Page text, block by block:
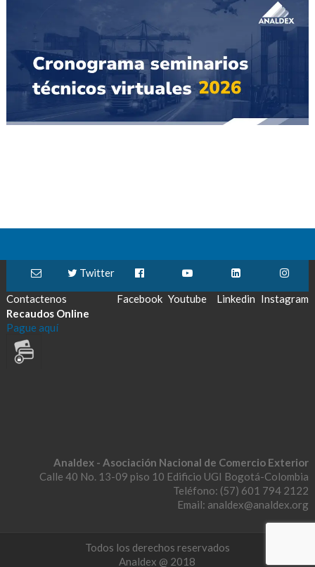
Contactenos
Twitter
Facebook Youtube Linkedin Instagram
Recaudos Online
Pague aquí
Analdex - Asociación Nacional de Comercio Exterior
Calle 40 No. 13-09 piso 10 Edificio UGI Bogotá-Colombia
Teléfono: (57) 601 794 2122
Email: analdex@analdex.org
Todos los derechos reservados
Analdex @ 2018